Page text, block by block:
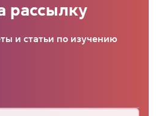
рассылку
и статьи по изучению